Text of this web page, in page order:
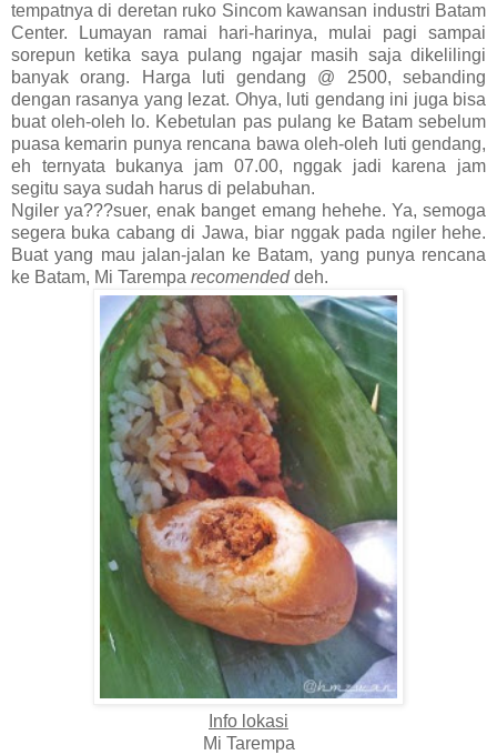
tempatnya di deretan ruko Sincom kawansan industri Batam
Center. Lumayan ramai hari-harinya, mulai pagi sampai
sorepun ketika saya pulang ngajar masih saja dikelilingi
banyak orang. Harga luti gendang @ 2500, sebanding
dengan rasanya yang lezat. Ohya, luti gendang ini juga bisa
buat oleh-oleh lo. Kebetulan pas pulang ke Batam sebelum
puasa kemarin punya rencana bawa oleh-oleh luti gendang,
eh ternyata bukanya jam 07.00, nggak jadi karena jam
segitu saya sudah harus di pelabuhan.
Ngiler ya???suer, enak banget emang hehehe. Ya, semoga
segera buka cabang di Jawa, biar nggak pada ngiler hehe.
Buat yang mau jalan-jalan ke Batam, yang punya rencana
ke Batam, Mi Tarempa recomendeddeh.
Info lokasi
Mi Tarempa